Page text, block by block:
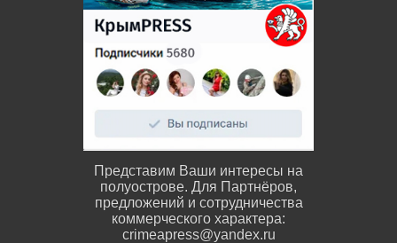
Представим Ваши интересы на
полуострове. Для Партнёров,
предложений и сотрудничества
коммерческого характера:
crimeapress@yandex.ru